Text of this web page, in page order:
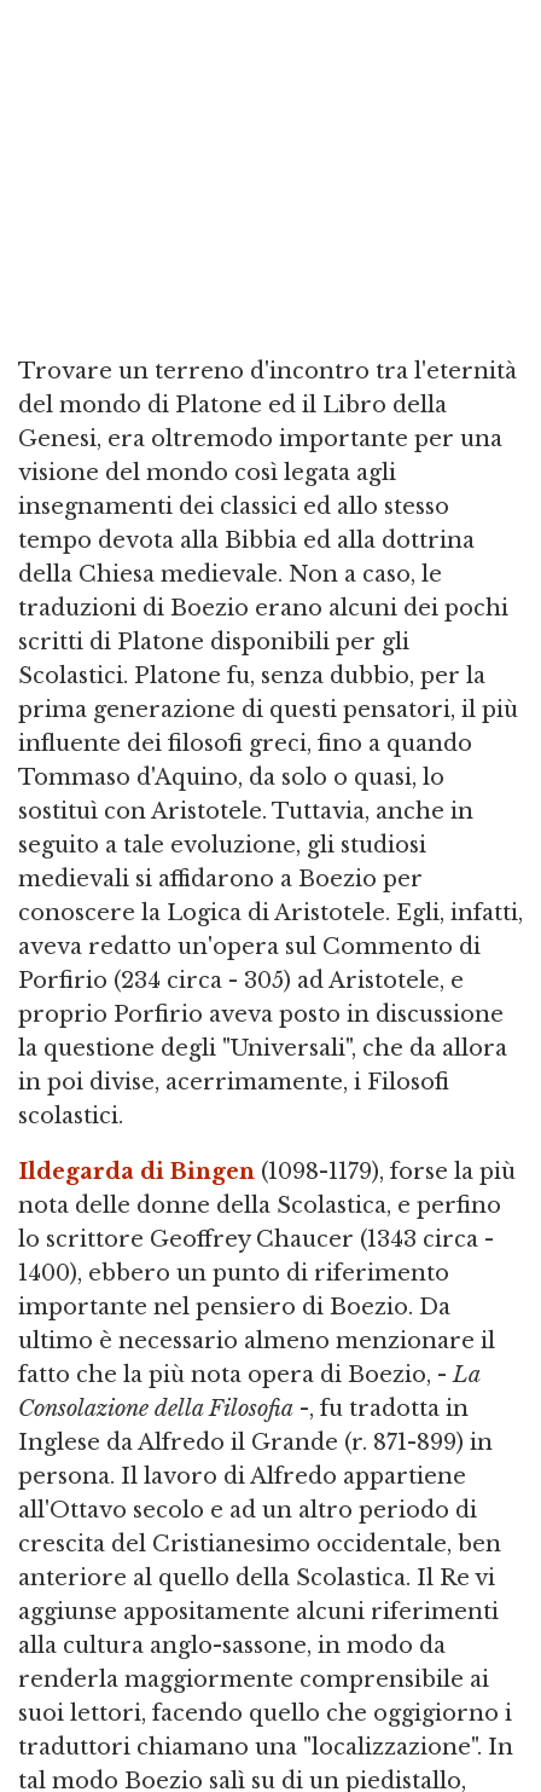
Trovare un terreno d'incontro tra l'eternità
del mondo di Platone ed il Libro della
Genesi, era oltremodo importante per una
visione del mondo così legata agli
insegnamenti dei classici ed allo stesso
tempo devota alla Bibbia ed alla dottrina
della Chiesa medievale. Non a caso, le
traduzioni di Boezio erano alcuni dei pochi
scritti di Platone disponibili per gli
Scolastici. Platone fu, senza dubbio, per la
prima generazione di questi pensatori, il più
influente dei filosofi greci, fino a quando
Tommaso d'Aquino, da solo o quasi, lo
sostituì con Aristotele. Tuttavia, anche in
seguito a tale evoluzione, gli studiosi
medievali si affidarono a Boezio per
conoscere la Logica di Aristotele. Egli, infatti,
aveva redatto un'opera sul Commento di
Porfirio (234 circa - 305) ad Aristotele, e
proprio Porfirio aveva posto in discussione
la questione degli "Universali", che da allora
in poi divise, acerrimamente, i Filosofi
scolastici.
Ildegarda di Bingen (1098-1179), forse la più
nota delle donne della Scolastica, e perfino
lo scrittore Geoffrey Chaucer (1343 circa -
1400), ebbero un punto di riferimento
importante nel pensiero di Boezio. Da
ultimo è necessario almeno menzionare il
fatto che la più nota opera di Boezio, -La
Consolazione della Filosofia -, fu tradotta in
Inglese da Alfredo il Grande (r. 871-899) in
persona. Il lavoro di Alfredo appartiene
all'Ottavo secolo e ad un altro periodo di
crescita del Cristianesimo occidentale, ben
anteriore al quello della Scolastica. Il Re vi
aggiunse appositamente alcuni riferimenti
alla cultura anglo-sassone, in modo da
renderla maggiormente comprensibile ai
suoi lettori, facendo quello che oggigiorno i
traduttori chiamano una "localizzazione". In
tal modo Boezio salì su di un piedistallo,